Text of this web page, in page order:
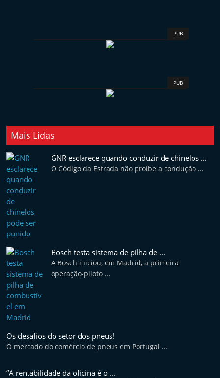
PUB
PUB
Mais Lidas
GNR esclarece quando conduzir de chinelos ...
O Código da Estrada não proíbe a condução ...
Bosch testa sistema de pilha de ...
A Bosch iniciou, em Madrid, a primeira
operação-piloto ...
Os desafios do setor dos pneus!
O mercado do comércio de pneus em Portugal ...
“A rentabilidade da oficina é o ...